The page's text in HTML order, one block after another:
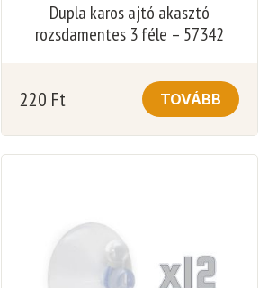
Dupla karos ajtó akasztó
rozsdamentes 3 féle – 57342
220 Ft TOVÁBB